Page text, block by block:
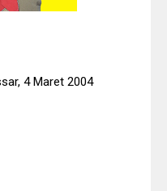
4 Maret 2004